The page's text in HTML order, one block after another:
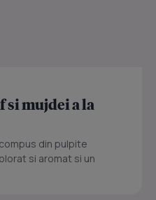
si mujdei a la
din pulpite
si aromat si un